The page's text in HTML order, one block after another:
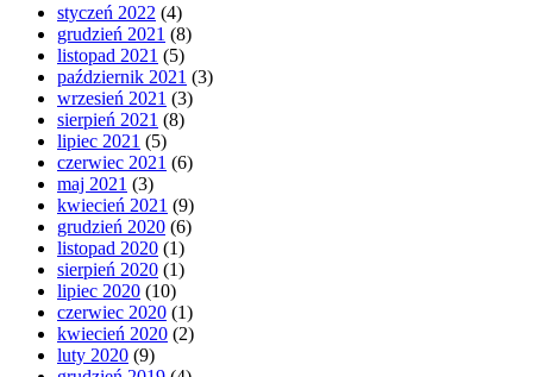
styczeń 2022 (4)
grudzień 2021 (8)
listopad 2021 (5)
październik 2021 (3)
wrzesień 2021 (3)
sierpień 2021 (8)
lipiec 2021 (5)
czerwiec 2021 (6)
maj 2021 (3)
kwiecień 2021 (9)
grudzień 2020 (6)
listopad 2020 (1)
sierpień 2020 (1)
lipiec 2020 (10)
czerwiec 2020 (1)
kwiecień 2020 (2)
luty 2020 (9)